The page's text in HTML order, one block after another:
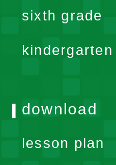
sixth grade
kindergarten
download
lesson plan